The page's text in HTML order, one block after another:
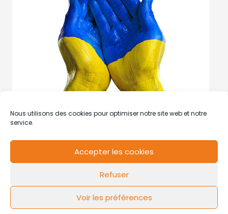
Nous utilisons des cookies pour optimiser notre site web et notre
service.
Accepter les cookies
Refuser
Voir les préférences
Mentions légales Politique de cookies
FLOW44